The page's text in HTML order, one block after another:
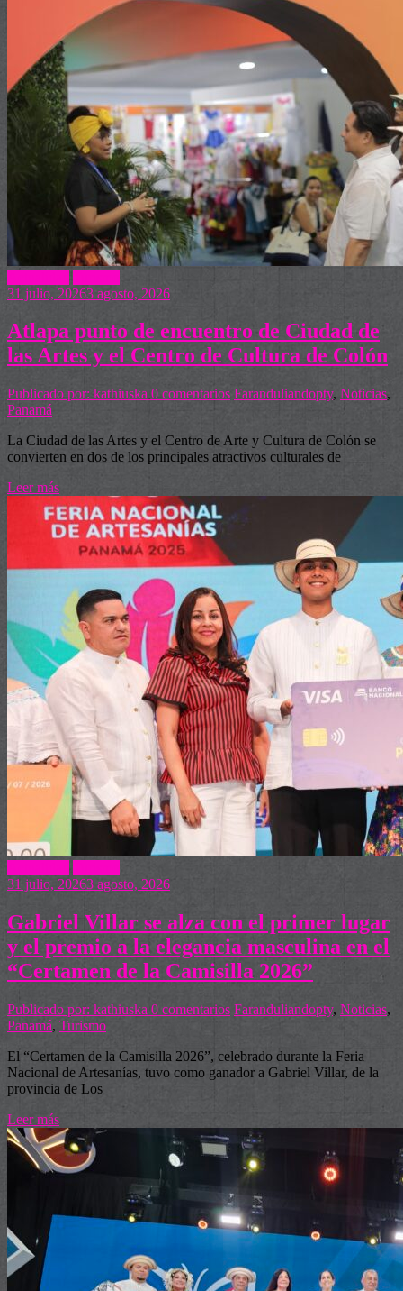
31 julio, 20263 agosto, 2026
Atlapa punto de encuentro de Ciudad de
las Artes y el Centro de Cultura de Colón
Publicado por: kathiuska 0 comentarios Faranduliandopty, Noticias,
Panamá
La Ciudad de las Artes y el Centro de Arte y Cultura de Colón se
convierten en dos de los principales atractivos culturales de
Leer más
31 julio, 20263 agosto, 2026
Gabriel Villar se alza con el primer lugar
y el premio a la elegancia masculina en el
“Certamen de la Camisilla 2026”
Publicado por: kathiuska 0 comentarios Faranduliandopty, Noticias,
Panamá, Turismo
El “Certamen de la Camisilla 2026”, celebrado durante la Feria
Nacional de Artesanías, tuvo como ganador a Gabriel Villar, de la
provincia de Los
Leer más